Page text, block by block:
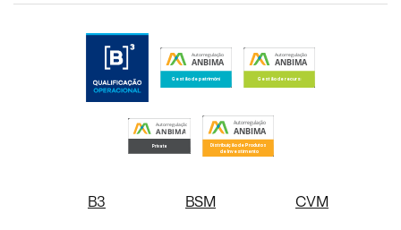
B3 BSM
CVM